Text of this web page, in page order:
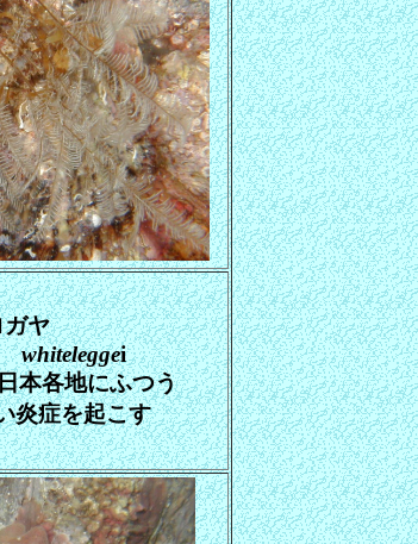
ヤ
whiteleggei
本各地にふつう
炎症を起こす